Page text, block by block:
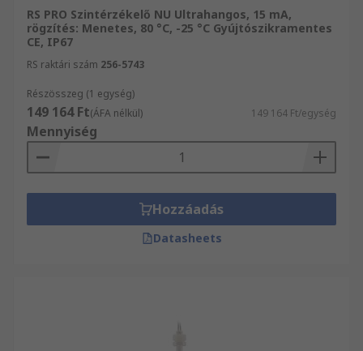
RS PRO Szintérzékelő NU Ultrahangos, 15 mA,
rögzítés: Menetes, 80 °C, -25 °C Gyújtószikramentes
CE, IP67
RS raktári szám 256-5743
Részösszeg (1 egység)
149 164 Ft(ÁFA nélkül) 149 164 Ft/egység
Mennyiség
Hozzáadás
Datasheets